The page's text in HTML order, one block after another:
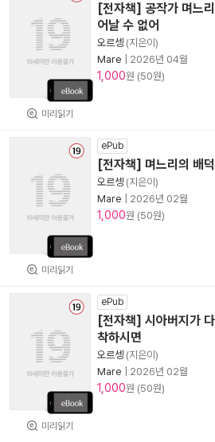
미리읽기
[전자책] 공작가 며느
어날 수 없어
오르셍 (지은이)
Mare
2026년 04월
1,000원 (50원)
미리읽기
ePub
[전자책] 며느리의 배
오르셍 (지은이)
Mare
2026년 02월
1,000원 (50원)
미리읽기
ePub
[전자책] 시아버지가
착하시면
오르셍 (지은이)
Mare
2026년 02월
1,000원 (50원)